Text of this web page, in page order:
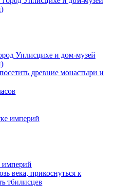
Уплисцихе и дом-музей
древние монастыри и
империй
века, прикоснуться к
тбилисцев